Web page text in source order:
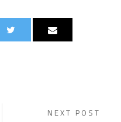
NEXT POST